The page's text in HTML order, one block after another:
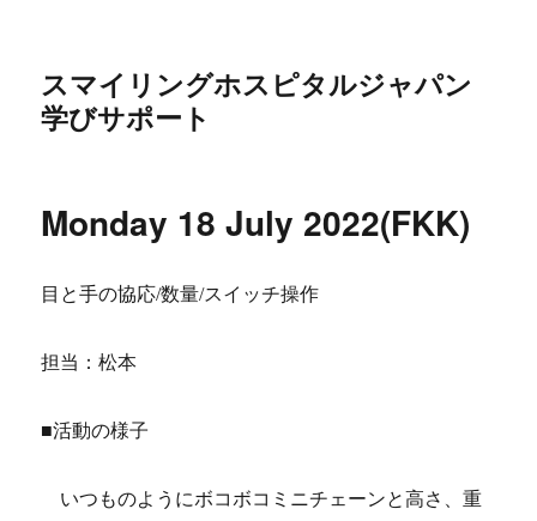
スマイリングホスピタルジャパン
学びサポート
Monday 18 July 2022(FKK)
目と手の協応/数量/スイッチ操作
担当：松本
■活動の様子
いつものようにボコボコミニチェーンと高さ、重